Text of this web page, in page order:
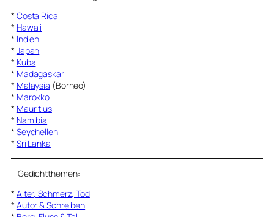
* Costa Rica
* Hawaii
* Indien
* Japan
* Kuba
* Madagaskar
* Malaysia (Borneo)
* Marokko
* Mauritius
* Namibia
* Seychellen
* Sri Lanka
– Gedichtthemen:
* Alter, Schmerz, Tod
* Autor & Schreiben